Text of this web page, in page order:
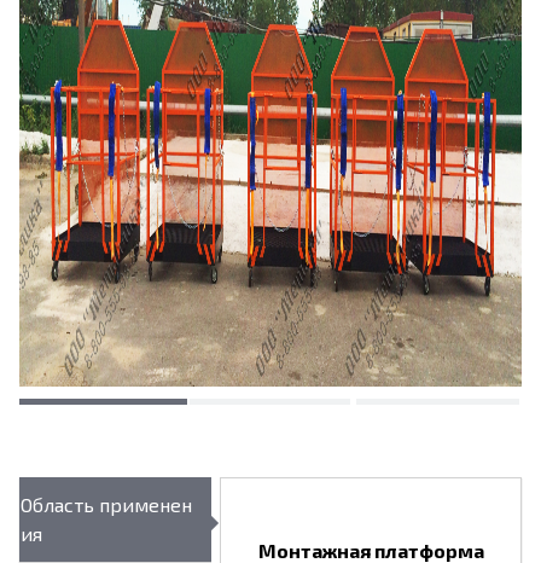
Область применен
ия
Монтажная платформа